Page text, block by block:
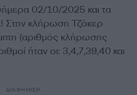
02/10/2025 και τα
Στην κλήρωση Τζόκερ
(αριθμός κλήρωσης
ήταν οι: 3,4,7,39,40 και
ΔΙΑΦΗΜΙΣΗ